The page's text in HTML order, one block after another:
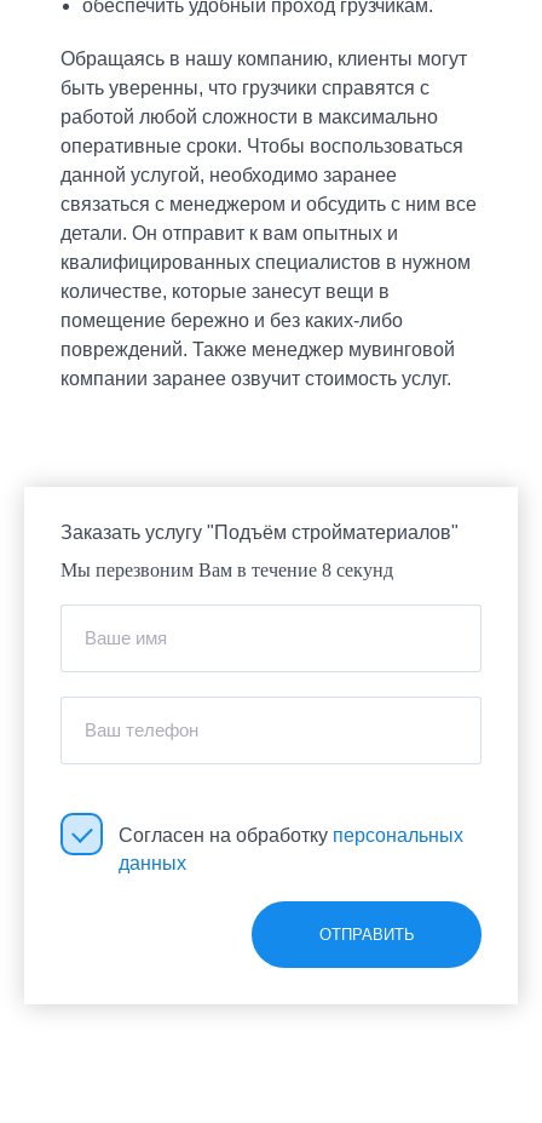
обеспечить удобный проход грузчикам.
Обращаясь в нашу компанию, клиенты могут
быть уверенны, что грузчики справятся с
работой любой сложности в максимально
оперативные сроки. Чтобы воспользоваться
данной услугой, необходимо заранее
связаться с менеджером и обсудить с ним все
детали. Он отправит к вам опытных и
квалифицированных специалистов в нужном
количестве, которые занесут вещи в
помещение бережно и без каких-либо
повреждений. Также менеджер мувинговой
компании заранее озвучит стоимость услуг.
Заказать услугу "Подъём стройматериалов"
Мы перезвоним Вам в течение 8 секунд
Ваше имя
Ваш телефон
Согласен на обработку персональных
данных
ОТПРАВИТЬ
Омск
Челябинск
Нижний Новгород
Ярославль
Екатеринбург
Смоленск
Самара
Волгоград
Барнаул
Белгород
Киров
Курск
Ростов-на-Дону
Ставрополь
Тюмень
Владикавказ
Пенза
Телефон *
E-mail *
Ваш телефон
Согласен на обработку
данных
ОТПРАВИТЬ
Ваш телефон
Согласен на обработку
данных
ОТПРАВИТЬ
Имя
Отчество
Ваш телефон
E-mail
ОТПРАВИТЬ
Поиск по сайту...
Ваш телефон
Согласен на обработку
данных
ОТПРАВИТЬ
+7 (___) ___-__-__
Текст сообщения
Согласен на обработку персональных данных
+7 (___) ___-__-__
Ваш вопрос
Согласен на обработку персональных данных
Ваш email
Название компании
Согласен на обработкуперсональных данных
ОТПРАВИТЬ
Оцените
Текст отзыва
Согласен на обработкуперсональных данных
Ваш телефон
Согласен на обработку
данных
ОТПРАВИТЬ